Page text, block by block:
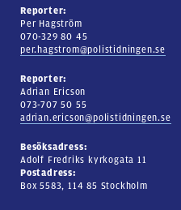
Reporter:
Per Hagström
070-329 80 45
per.hagstrom@polistidningen.se
Reporter:
Adrian Ericson
073-707 50 55
adrian.ericson@polistidningen.se
Besöksadress:
Adolf Fredriks kyrkogata 11
Postadress:
Box 5583, 114 85 Stockholm